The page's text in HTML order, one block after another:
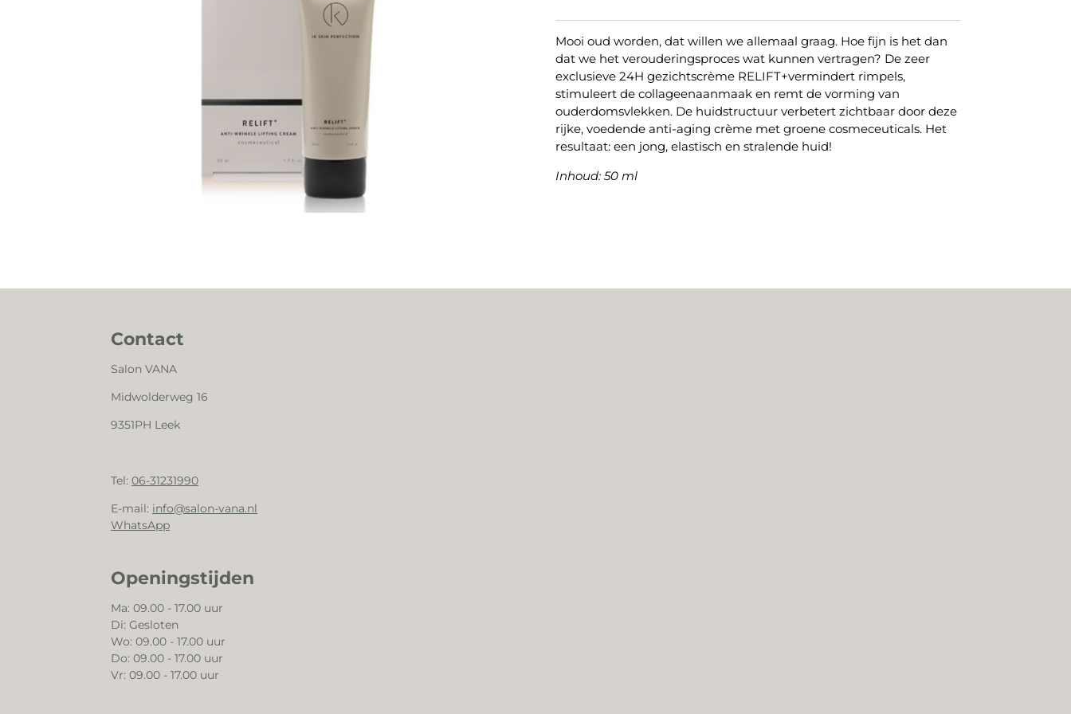
Mooi oud worden, dat willen we allemaal graag. Hoe fijn is het dan
dat we het verouderingsproces wat kunnen vertragen? De zeer
exclusieve 24H gezichtscrème RELIFT+vermindert rimpels,
stimuleert de collageenaanmaak en remt de vorming van
ouderdomsvlekken. De huidstructuur verbetert zichtbaar door deze
rijke, voedende anti-aging crème met groene cosmeceuticals. Het
resultaat: een jong, elastisch en stralende huid!
Inhoud: 50 ml
Contact
Salon VANA
Midwolderweg 16
9351PH Leek
Tel: 06-31231990
E-mail: info@salon-vana.nl
WhatsApp
Openingstijden
Ma: 09.00 - 17.00 uur
Di: Gesloten
Wo: 09.00 - 17.00 uur
Do: 09.00 - 17.00 uur
Vr: 09.00 - 17.00 uur